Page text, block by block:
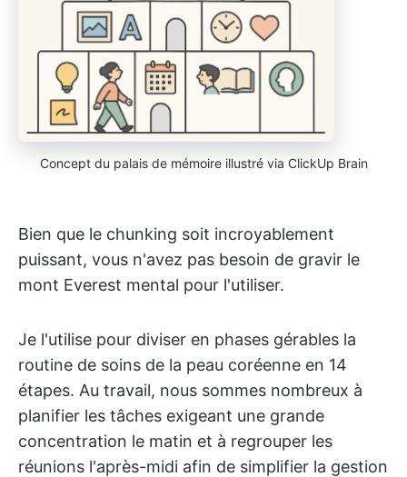
Concept du palais de mémoire illustré via ClickUp Brain
Bien que le chunking soit incroyablement
puissant, vous n'avez pas besoin de gravir le
mont Everest mental pour l'utiliser.
Je l'utilise pour diviser en phases gérables la
routine de soins de la peau coréenne en 14
étapes. Au travail, nous sommes nombreux à
planifier les tâches exigeant une grande
concentration le matin et à regrouper les
réunions l'après-midi afin de simplifier la gestion